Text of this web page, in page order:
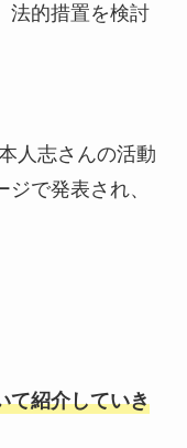
法的措置を検討
人志さんの活動
で発表され、
て紹介していき